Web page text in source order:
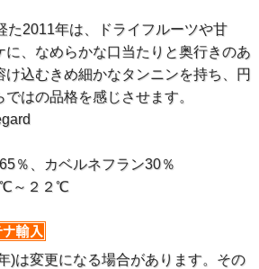
た2011年は、ドライフルーツや甘
に、なめらかな口当たりと奥行きのあ
け込むきめ細かなタンニンを持ち、円
はの品格を感じさせます。
％、カベルネフラン30％
℃～２２℃
)は変更になる場合があります。その